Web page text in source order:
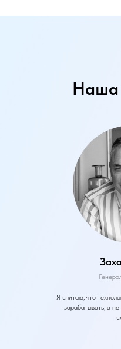
Наша
Я считаю, что
зарабатывать, а